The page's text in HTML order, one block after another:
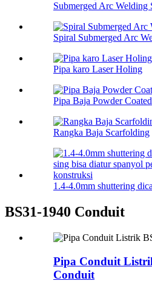
Submerged Arc Welding
Spiral Submerged Arc
Pipa karo Laser Holing
Pipa Baja Powder Coated
Rangka Baja Scarfolding
1.4-4.0mm shuttering
BS31-1940 Conduit
Pipa Conduit
Conduit